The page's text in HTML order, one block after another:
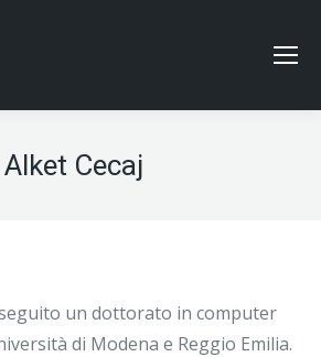
Alket Cecaj
un dottorato in computer
di Modena e Reggio Emilia.